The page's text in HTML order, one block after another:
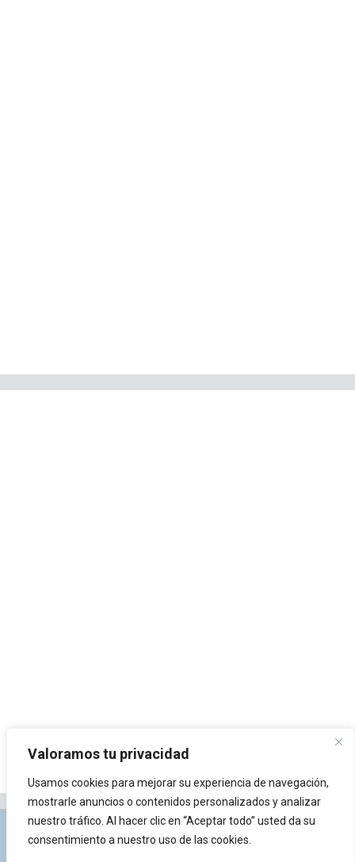
Valoramos tu privacidad
Usamos cookies para mejorar su experiencia de navegación,
mostrarle anuncios o contenidos personalizados y analizar
nuestro tráfico. Al hacer clic en “Aceptar todo” usted da su
consentimiento a nuestro uso de las cookies.
Privacidad y Política de Cookies Portal de